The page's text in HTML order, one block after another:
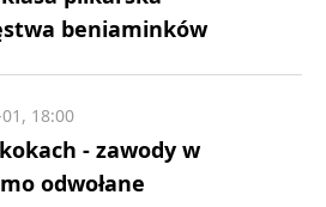
beniaminków
- zawody w
odwołane
18:00